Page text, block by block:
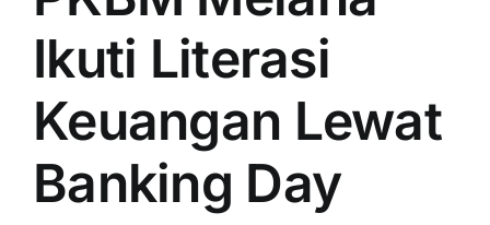
Ikuti Literasi
Keuangan Lewat
Banking Day